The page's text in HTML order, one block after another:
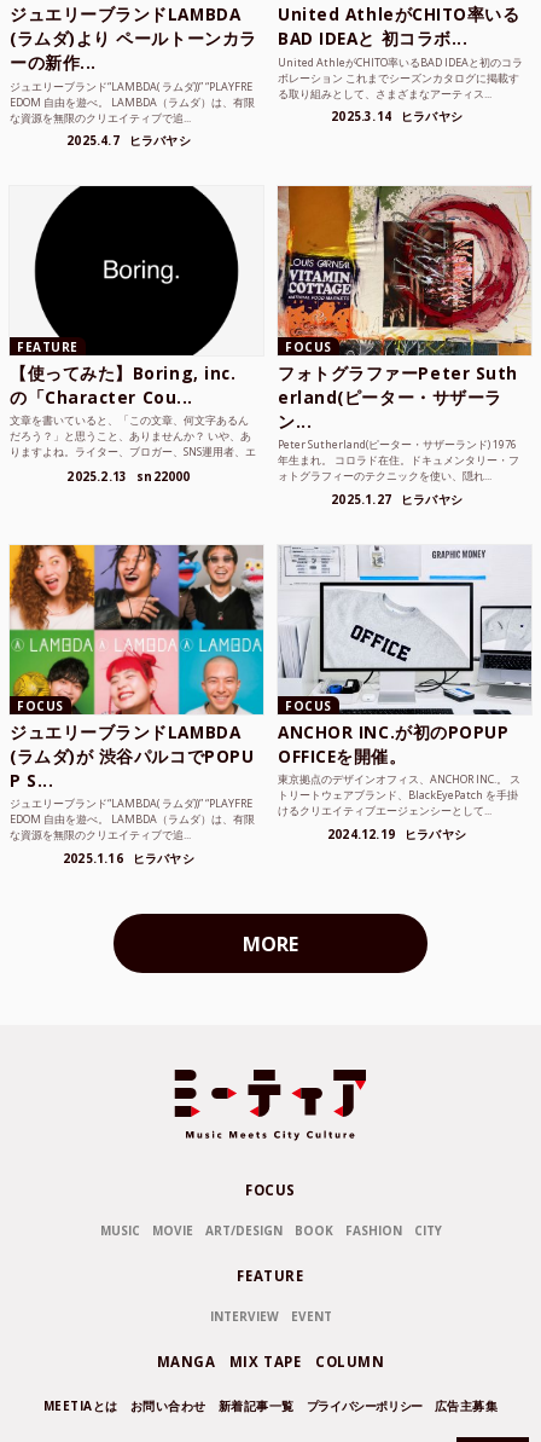
ジュエリーブランドLAMBDA
(ラムダ)より ペールトーンカラ
ーの新作...
ジュエリーブランド“LAMBDA( ラムダ))” “PLAYFRE
EDOM 自由を遊べ。 LAMBDA（ラムダ）は、有限
な資源を無限のクリエイティブで追...
2025.4.7 ヒラバヤシ
United AthleがCHITO率いる
BAD IDEAと 初コラボ...
United AthleがCHITO率いるBAD IDEAと初のコラ
ボレーション これまでシーズンカタログに掲載す
る取り組みとして、さまざまなアーティス...
2025.3.14 ヒラバヤシ
FEATURE
【使ってみた】Boring, inc.
の「Character Cou...
文章を書いていると、「この文章、何文字あるん
だろう？」と思うこと、ありませんか？ いや、あ
りますよね。ライター、ブロガー、SNS運用者、エ
2025.2.13 sn22000
FOCUS
フォトグラファーPeter Suth
erland(ピーター・サザーラ
ン...
Peter Sutherland(ピーター・サザーランド) 1976
年生まれ。 コロラド在住。ドキュメンタリー・フ
ォトグラフィーのテクニックを使い、隠れ...
2025.1.27 ヒラバヤシ
FOCUS
ジュエリーブランドLAMBDA
(ラムダ)が 渋谷パルコでPOPU
P S...
ジュエリーブランド“LAMBDA( ラムダ))” “PLAYFRE
EDOM 自由を遊べ。 LAMBDA（ラムダ）は、有限
な資源を無限のクリエイティブで追...
2025.1.16 ヒラバヤシ
FOCUS
ANCHOR INC.が初のPOPUP
OFFICEを開催。
東京拠点のデザインオフィス、ANCHOR INC.。 ス
トリートウェアブランド、BlackEyePatch を手掛
けるクリエイティブエージェンシーとして...
2024.12.19 ヒラバヤシ
MORE
FOCUS
MUSIC MOVIE ART/DESIGN BOOK FASHION CITY
FEATURE
INTERVIEW EVENT
MANGA MIX TAPE COLUMN
MEETIAとは お問い合わせ 新着記事一覧 プライバシーポリシー 広告主募集